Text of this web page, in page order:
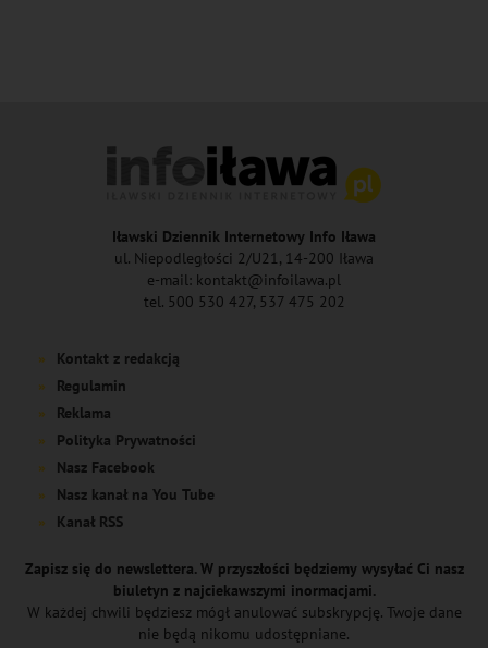
Iławski Dziennik Internetowy Info Iława
ul. Niepodległości 2/U21, 14-200 Iława
e-mail: kontakt@infoilawa.pl
tel. 500 530 427, 537 475 202
Kontakt z redakcją
Regulamin
Reklama
Polityka Prywatności
Nasz Facebook
Nasz kanał na You Tube
Kanał RSS
Zapisz się do newslettera. W przyszłości będziemy wysyłać Ci nasz
biuletyn z najciekawszymi inormacjami.
W każdej chwili będziesz mógł anulować subskrypcję. Twoje dane
nie będą nikomu udostępniane.